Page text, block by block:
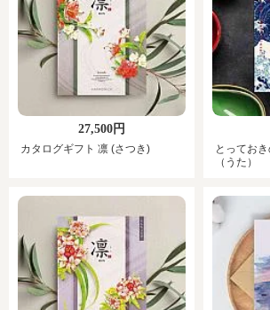
27,500円
カタログギフト 凛 (さつき)
とってお
（うた）